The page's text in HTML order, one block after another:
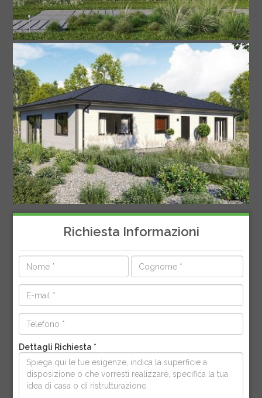
Richiesta Informazioni
Dettagli Richiesta *